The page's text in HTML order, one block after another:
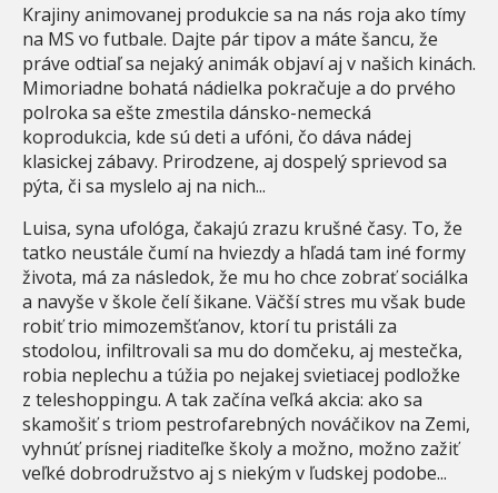
Krajiny animovanej produkcie sa na nás roja ako tímy
na MS vo futbale. Dajte pár tipov a máte šancu, že
práve odtiaľ sa nejaký animák objaví aj v našich kinách.
Mimoriadne bohatá nádielka pokračuje a do prvého
polroka sa ešte zmestila dánsko-nemecká
koprodukcia, kde sú deti a ufóni, čo dáva nádej
klasickej zábavy. Prirodzene, aj dospelý sprievod sa
pýta, či sa myslelo aj na nich...
Luisa, syna ufológa, čakajú zrazu krušné časy. To, že
tatko neustále čumí na hviezdy a hľadá tam iné formy
života, má za následok, že mu ho chce zobrať sociálka
a navyše v škole čelí šikane. Väčší stres mu však bude
robiť trio mimozemšťanov, ktorí tu pristáli za
stodolou, infiltrovali sa mu do domčeku, aj mestečka,
robia neplechu a túžia po nejakej svietiacej podložke
z teleshoppingu. A tak začína veľká akcia: ako sa
skamošiť s triom pestrofarebných nováčikov na Zemi,
vyhnúť prísnej riaditeľke školy a možno, možno zažiť
veľké dobrodružstvo aj s niekým v ľudskej podobe...